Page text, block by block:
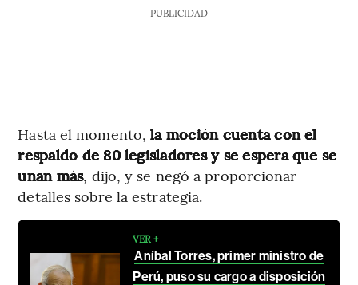
PUBLICIDAD
Hasta el momento,la moción cuenta con el
respaldo de 80 legisladores y se espera que se
unan más, dijo, y se negó a proporcionar
detalles sobre la estrategia.
VER +
Aníbal Torres, primer ministro de
Perú, puso su cargo a disposición